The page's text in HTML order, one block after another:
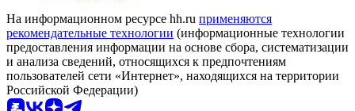
На информационном ресурсе hh.ru применяются
рекомендательные технологии (информационные технологии
предоставления информации на основе сбора, систематизации
и анализа сведений, относящихся к предпочтениям
пользователей сети «Интернет», находящихся на территории
Российской Федерации)